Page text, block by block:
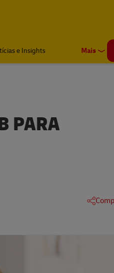
e Insights Mais
PARA